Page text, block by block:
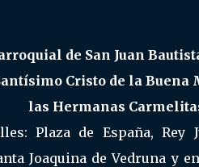
de San Juan
Cristo de la Buena
las Hermanas
Plaza de España,
Joaquina de Vedruna y